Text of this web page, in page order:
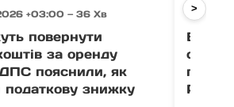
+03:00 — 36 Хв
повернути
за оренду
пояснили, як
податкову знижку
06
>